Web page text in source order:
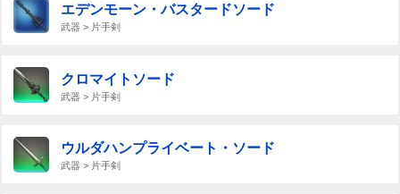
エデンモーン・バスタードソード
武器 > 片手剣
クロマイトソード
武器 > 片手剣
ウルダハンプライベート・ソード
武器 > 片手剣